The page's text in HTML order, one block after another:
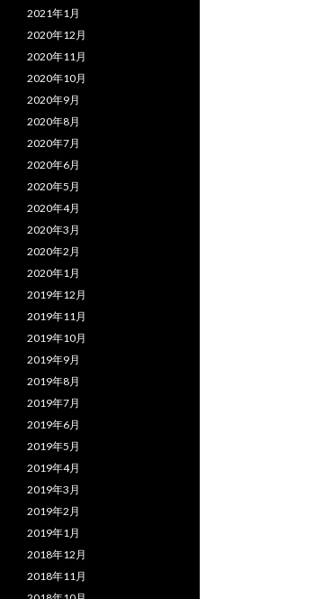
2021年1月
2020年12月
2020年11月
2020年10月
2020年9月
2020年8月
2020年7月
2020年6月
2020年5月
2020年4月
2020年3月
2020年2月
2020年1月
2019年12月
2019年11月
2019年10月
2019年9月
2019年8月
2019年7月
2019年6月
2019年5月
2019年4月
2019年3月
2019年2月
2019年1月
2018年12月
2018年11月